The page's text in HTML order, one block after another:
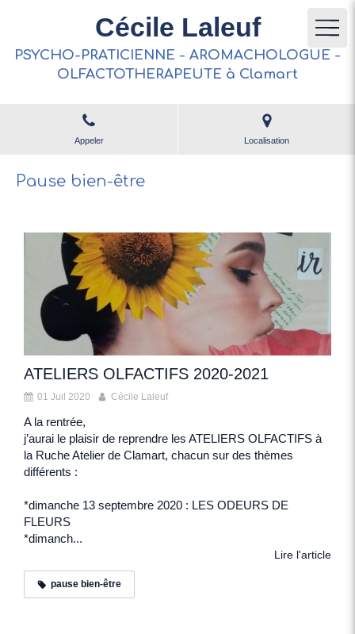
Cécile Laleuf
PSYCHO-PRATICIENNE - AROMACHOLOGUE -
OLFACTOTHERAPEUTE à Clamart
Appeler Localisation
Pause bien-être
ATELIERS OLFACTIFS 2020-2021
01 Juil 2020 Cécile Laleuf
A la rentrée,
j’aurai le plaisir de reprendre les ATELIERS OLFACTIFS à
la Ruche Atelier de Clamart, chacun sur des thèmes
différents :
*dimanche 13 septembre 2020 : LES ODEURS DE
FLEURS
*dimanch...
Lire l'article
pause bien-être